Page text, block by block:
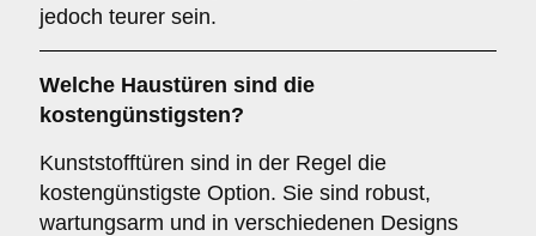
jedoch teurer sein.
Welche Haustüren sind die
kostengünstigsten?
Kunststofftüren sind in der Regel die
kostengünstigste Option. Sie sind robust,
wartungsarm und in verschiedenen Designs